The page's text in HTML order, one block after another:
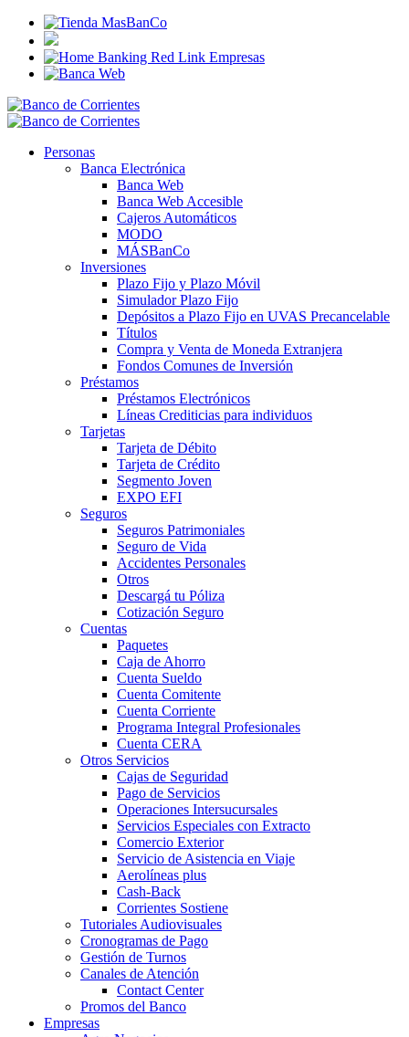
Personas
Banca Electrónica
Banca Web
Banca Web Accesible
Cajeros Automáticos
MODO
MÁSBanCo
Inversiones
Plazo Fijo y Plazo Móvil
Simulador Plazo Fijo
Depósitos a Plazo Fijo en UVAS Precancelable
Títulos
Compra y Venta de Moneda Extranjera
Fondos Comunes de Inversión
Préstamos
Préstamos Electrónicos
Líneas Crediticias para individuos
Tarjetas
Tarjeta de Débito
Tarjeta de Crédito
Segmento Joven
EXPO EFI
Seguros
Seguros Patrimoniales
Seguro de Vida
Accidentes Personales
Otros
Descargá tu Póliza
Cotización Seguro
Cuentas
Paquetes
Caja de Ahorro
Cuenta Sueldo
Cuenta Comitente
Cuenta Corriente
Programa Integral Profesionales
Cuenta CERA
Otros Servicios
Cajas de Seguridad
Pago de Servicios
Operaciones Intersucursales
Servicios Especiales con Extracto
Comercio Exterior
Servicio de Asistencia en Viaje
Aerolíneas plus
Cash-Back
Corrientes Sostiene
Tutoriales Audiovisuales
Cronogramas de Pago
Gestión de Turnos
Canales de Atención
Contact Center
Promos del Banco
Empresas